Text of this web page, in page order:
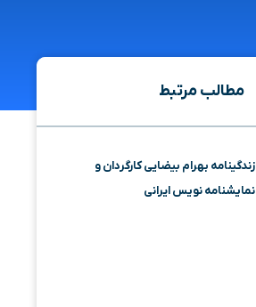
مطالب مرتبط
زندگینامه بهرام بیضایی کارگردان و
نمایشنامه نویس ایرانی